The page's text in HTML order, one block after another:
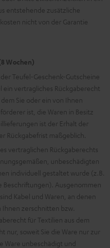
entstehende zusätzliche
nicht von der Garantie
Wochen)
Teufel-Geschenk-Gutscheine
vertragliches Rückgaberecht
Sie oder ein von Ihnen
ist, die Waren in Besitz
ist der Erhalt der
Rückgabefrist maßgeblich.
vertraglichen Rückgaberechts
unbeschädigten
individuell gestaltet wurde (z.B.
Beschriftungen). Ausgenommen
Kabel und Waren, an denen
Ihnen zerschnitten bzw.
für Textilien aus dem
nur, soweit Sie die Ware nur zur
Ware unbeschädigt und